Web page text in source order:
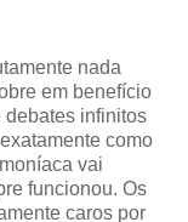
nada
em benefício
debates infinitos
como
vai
funcionou. Os
caros por